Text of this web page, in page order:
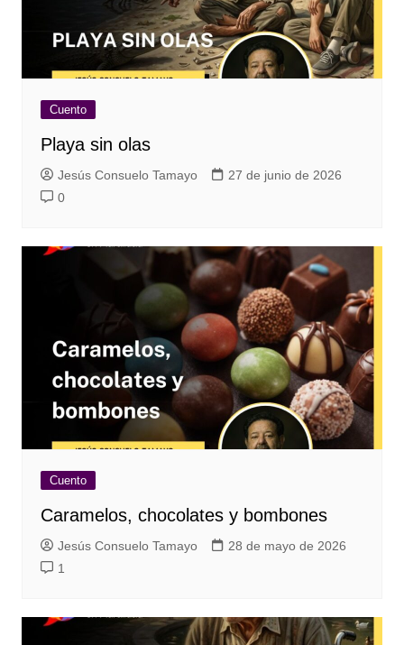
Cuento
Playa sin olas
Jesús Consuelo Tamayo
27 de junio de 2026
0
Cuento
Caramelos, chocolates y bombones
Jesús Consuelo Tamayo
28 de mayo de 2026
1